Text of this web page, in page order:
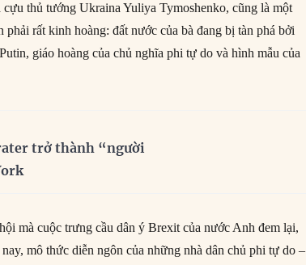
thủ tướng Ukraina Yuliya Tymoshenko, cũng là một
rất kinh hoàng: đất nước của bà đang bị tàn phá bởi
giáo hoàng của chủ nghĩa phi tự do và hình mẫu của
trở thành “người
mà cuộc trưng cầu dân ý Brexit của nước Anh đem lại,
mô thức diễn ngôn của những nhà dân chủ phi tự do –